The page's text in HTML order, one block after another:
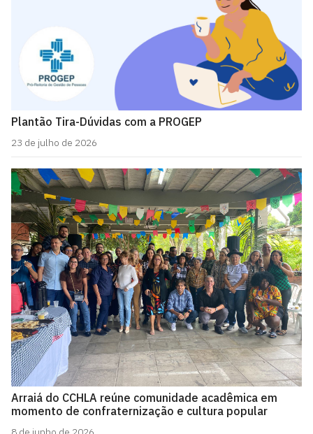
Plantão Tira-Dúvidas com a PROGEP
23 de julho de 2026
Arraiá do CCHLA reúne comunidade acadêmica em
momento de confraternização e cultura popular